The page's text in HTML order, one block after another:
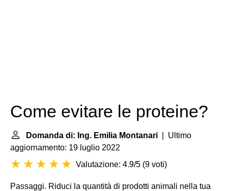
Come evitare le proteine?
Domanda di: Ing. Emilia Montanari | Ultimo
aggiornamento: 19 luglio 2022
Valutazione: 4.9/5 (9 voti)
Passaggi. Riduci la quantità di prodotti animali nella tua